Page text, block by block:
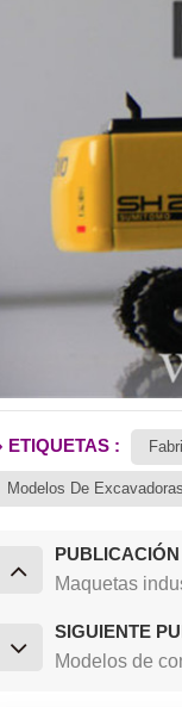
ETIQUETAS :
Modelos De
Maquetas
SIGUIENTE
Modelos de